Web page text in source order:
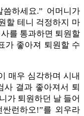
하세요.” 어머니가
할 테니 걱정하지 마
를 통과하면 퇴원할
가 좋아져 퇴원할 수
매우 심각하며 시내
사 결과 좋아져서 퇴
가 퇴원하던 날 들어
런하오!”를 외우라